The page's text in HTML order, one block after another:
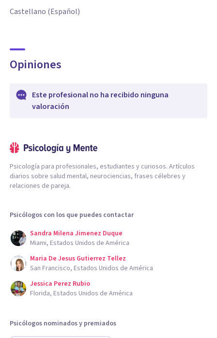
Castellano (Español)
Opiniones
Este profesional no ha recibido ninguna
valoración
Psicología para profesionales, estudiantes y curiosos. Artículos
diarios sobre salud mental, neurociencias, frases célebres y
relaciones de pareja.
Psicólogos con los que puedes contactar
Sandra Milena Jimenez Duque
Miami, Estados Unidos de América
Maria De Jesus Gutierrez Tellez
San Francisco, Estados Unidos de América
Jessica Perez Rubio
Florida, Estados Unidos de América
Psicólogos nominados y premiados